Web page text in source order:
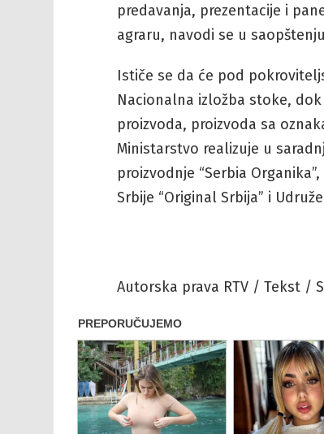
predavanja, prezentacije i
agraru, navodi se u
Ističe se da će pod
Nacionalna izložba stoke,
proizvoda, proizvoda sa
Ministarstvo realizuje u
proizvodnje “Serbia
Srbije “Original Srbija” i
Autorska prava RTV / Tekst /